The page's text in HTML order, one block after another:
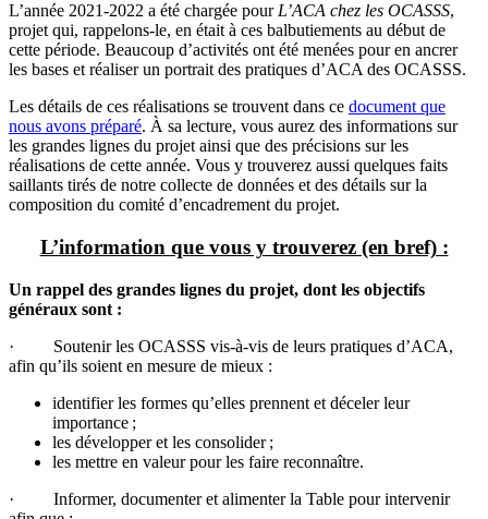
L’année 2021-2022 a été chargée pourL’ACA chez les OCASSS,
projet qui, rappelons-le, en était à ces balbutiements au début de
cette période. Beaucoup d’activités ont été menées pour en ancrer
les bases et réaliser un portrait des pratiques d’ACA des OCASSS.
Les détails de ces réalisations se trouvent dans ce document que
nous avons préparé. À sa lecture, vous aurez des informations sur
les grandes lignes du projet ainsi que des précisions sur les
réalisations de cette année. Vous y trouverez aussi quelques faits
saillants tirés de notre collecte de données et des détails sur la
composition du comité d’encadrement du projet.
L’information que vous y trouverez (en bref) :
Un rappel des grandes lignes du projet, dont les objectifs
généraux sont :
· Soutenir les OCASSS vis-à-vis de leurs pratiques d’ACA,
afin qu’ils soient en mesure de mieux :
identifier les formes qu’elles prennent et déceler leur
importance ;
les développer et les consolider ;
les mettre en valeur pour les faire reconnaître.
· Informer, documenter et alimenter la Table pour intervenir